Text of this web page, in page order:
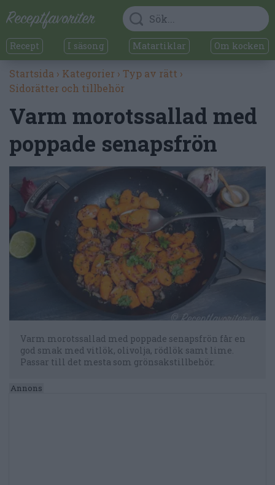
Recept I säsong Matartiklar Om kocken
Startsida › Kategorier › Typ av rätt ›
Sidorätter och tillbehör
Varm morotssallad med
poppade senapsfrön
Varm morotssallad med poppade senapsfrön får en
god smak med vitlök, olivolja, rödlök samt lime.
Passar till det mesta som grönsakstillbehör.